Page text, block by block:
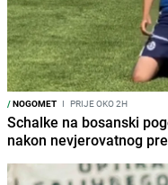
/NOGOMET I PRIJE OKO 2H
Schalke na bosanski
nakon nevjerovatnog